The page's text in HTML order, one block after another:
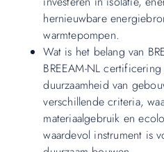
hernieuwbare
warmtepompen.
Wat is het belang van
BREEAM-NL
duurzaamheid van
verschillende criteria,
materiaalgebruik en
waardevol instrument is